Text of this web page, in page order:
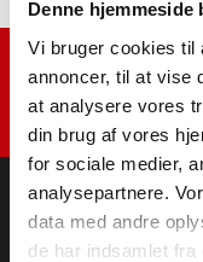
Denne hjemmeside
Vi bruger cookies til
annoncer, til at vise
at analysere vores
din brug af vores
for sociale medier,
analysepartnere.
data med andre
de har indsamlet fra
PRODUKTER